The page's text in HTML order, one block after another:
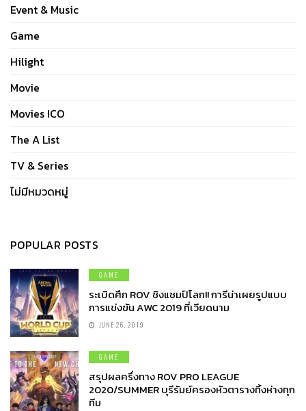
Event & Music
Game
Hilight
Movie
Movies ICO
The A List
TV & Series
ไม่มีหมวดหมู่
POPULAR POSTS
GAME
ระเบิดศึก ROV ชิงแชมป์โลก!! การีน่าเผยรูปแบบ
การแข่งขัน AWC 2019 ที่เวียดนาม
JUNE 26, 2019
GAME
สรุปผลครึ่งทาง ROV PRO LEAGUE
2020/SUMMER บุรีรัมย์ครองหัวตารางทิ้งห่างทุก
ทีม